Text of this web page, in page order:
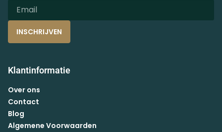
INSCHRIJVEN
Klantinformatie
Over ons
Contact
Blog
Algemene Voorwaarden